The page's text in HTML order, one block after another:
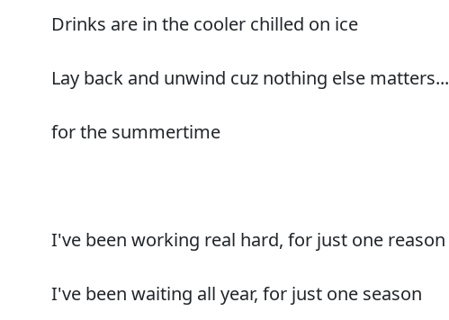
Drinks are in the cooler chilled on ice
Lay back and unwind cuz nothing else matters...
for the summertime
I've been working real hard, for just one reason
I've been waiting all year, for just one season